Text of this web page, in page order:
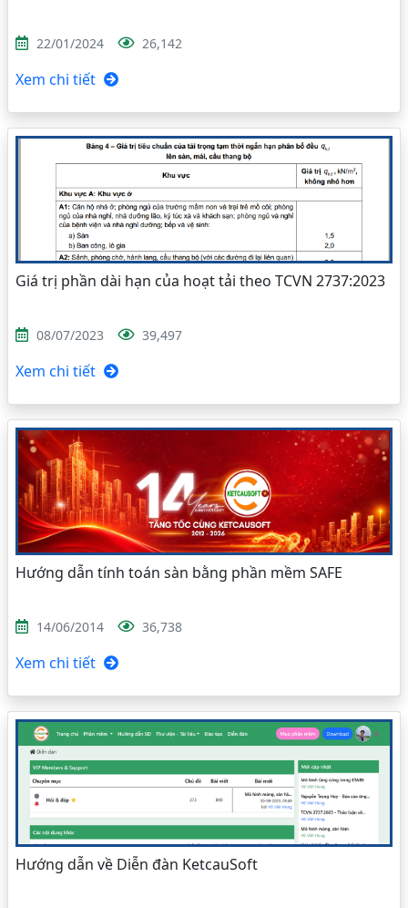
22/01/2024 26,142
Xem chi tiết
Giá trị phần dài hạn của hoạt tải theo TCVN 2737:2023
08/07/2023 39,497
Xem chi tiết
Hướng dẫn tính toán sàn bằng phần mềm SAFE
14/06/2014 36,738
Xem chi tiết
Hướng dẫn về Diễn đàn KetcauSoft